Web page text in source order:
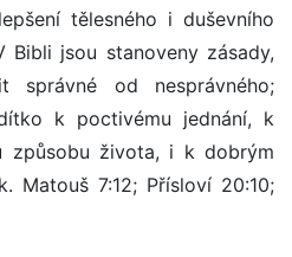
tělesného i duševního
Bibli jsou stanoveny zásady,
správné od nesprávného;
k poctivému jednání, k
způsobu života, i k dobrým
Matouš 7:12; Přísloví 20:10;